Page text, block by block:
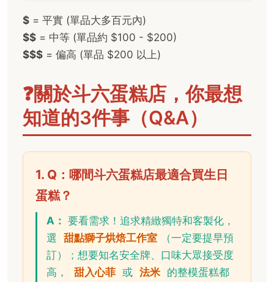
$ = 平實 (單品大多百元內)
$$ = 中等 (單品約 $100 - $200)
$$$ = 偏高 (單品 $200 以上)
❓關於斗六蛋糕店，你最想
知道的3件事（Q&A）
1. Q：哪間斗六蛋糕店最適合買生日
蛋糕？
A： 要看需求！追求精緻獨特和客製化，
選 甜點獅子烘焙工作室
（一定要提早預
訂）；想要知名安全牌、口味大眾接受度
高，
甜入心菲 或 法米 的整模蛋糕都